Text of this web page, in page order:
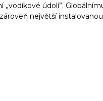
„vodíkové údolí”.
největší